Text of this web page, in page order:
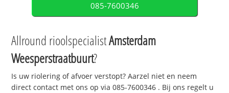
085-7600346
Allround rioolspecialistAmsterdam
Weesperstraatbuurt?
Is uw riolering of afvoer verstopt? Aarzel niet en neem
direct contact met ons op via085-7600346 . Bij ons regelt u